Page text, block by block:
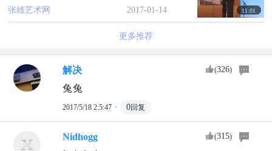
张雄艺术网 2017-01-14 11:01
更多推荐
解决 (326)
兔兔
2017/5/18 2:5:47 · 0回复
Nidhogg (315)